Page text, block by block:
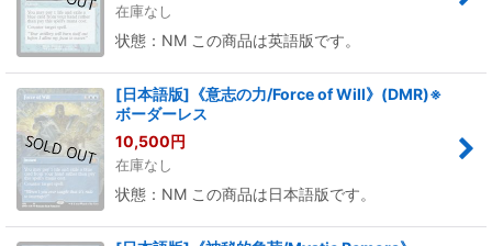
在庫なし
状態：NM この商品は英語版です。
[日本語版]《意志の力/Force of Will》(DMR)※
ボーダーレス
10,500円
在庫なし
状態：NM この商品は日本語版です。